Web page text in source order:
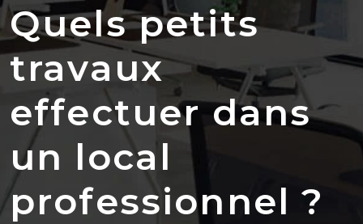
Quels petits
travaux
effectuer dans
un local
professionnel ?